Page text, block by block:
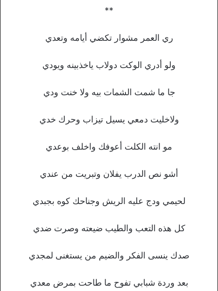
**
ري العمر مشوار تكضي أيامه وتعدي
ولو أدري الوكت دولاب ياخذبينه ويودي
جا ما شمت الشمات بيه ولا خنت ودي
ولاخليت دمعي يسيل تيزاب وحرك خدي
مو انته الكلت أعوفك واخلف بوعدي
أشو نص الدرب يفلان وتبريت من عندي
لحيمي ودج عليه الريش وجناحك كوه بجبدي
كل هذه التعب والطيب ضيعته وصرت ضدي
صدك ينسى الفكر والضيم من يستغنى لمجدي
بعد وردة شبابي تفوح ما طاحت بمرض معدي